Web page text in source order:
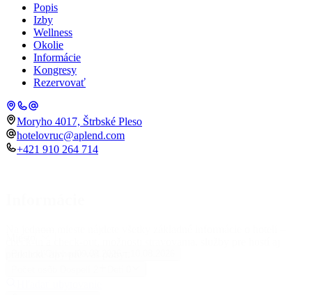
Popis
Izby
Wellness
Okolie
Informácie
Kongresy
Rezervovať
Moryho 4017, Štrbské Pleso
hotelovruc@aplend.com
+421 910 264 714